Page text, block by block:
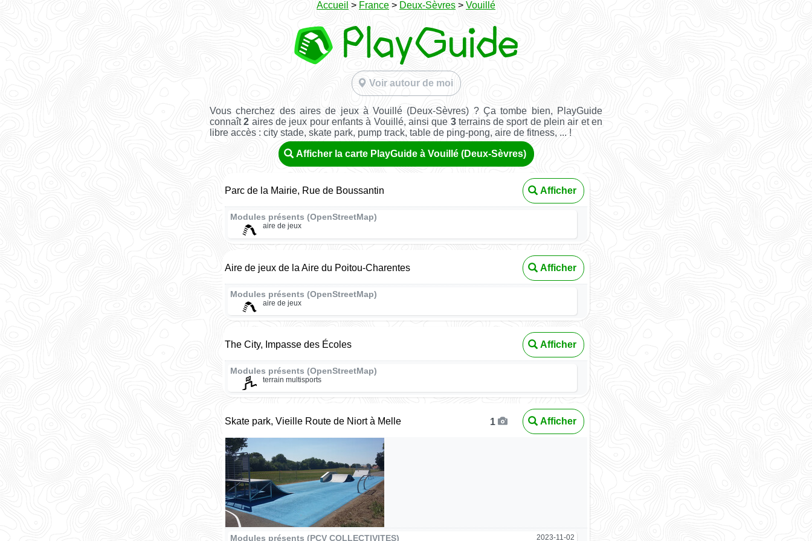
Accueil > France > Deux-Sèvres > Vouillé
Voir autour de moi
Vous cherchez des aires de jeux à Vouillé (Deux-Sèvres) ? Ça tombe bien, PlayGuide
connaît2 aires de jeux pour enfants à Vouillé, ainsi que 3terrains de sport de plein air et en
libre accès : city stade, skate park, pump track, table de ping-pong, aire de fitness, ... !
Afficher la carte PlayGuide à Vouillé (Deux-Sèvres)
Parc de la Mairie, Rue de Boussantin Afficher
Modules présents (OpenStreetMap)
aire de jeux
Aire de jeux de la Aire du Poitou-Charentes Afficher
Modules présents (OpenStreetMap)
aire de jeux
The City, Impasse des Écoles Afficher
Modules présents (OpenStreetMap)
terrain multisports
Skate park, Vieille Route de Niort à Melle 1 Afficher
Modules présents (PCV COLLECTIVITES) 2023-11-02